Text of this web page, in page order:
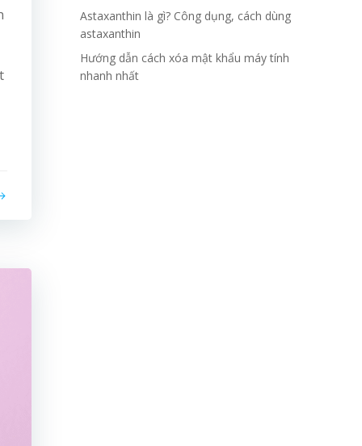
Astaxanthin là gì? Công dụng, cách dùng
astaxanthin
Hướng dẫn cách xóa mật khẩu máy tính
nhanh nhất